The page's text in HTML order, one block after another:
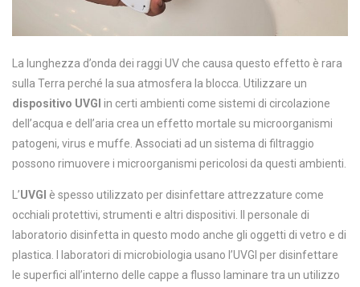
La lunghezza d’onda dei raggi UV che causa questo effetto è rara
sulla Terra perché la sua atmosfera la blocca. Utilizzare un
dispositivo UVGI in certi ambienti come sistemi di circolazione
dell’acqua e dell’aria crea un effetto mortale su microorganismi
patogeni, virus e muffe. Associati ad un sistema di filtraggio
possono rimuovere i microorganismi pericolosi da questi ambienti.
L’UVGI è spesso utilizzato per disinfettare attrezzature come
occhiali protettivi, strumenti e altri dispositivi. Il personale di
laboratorio disinfetta in questo modo anche gli oggetti di vetro e di
plastica. I laboratori di microbiologia usano l’UVGI per disinfettare
le superfici all’interno delle cappe a flusso laminare tra un utilizzo